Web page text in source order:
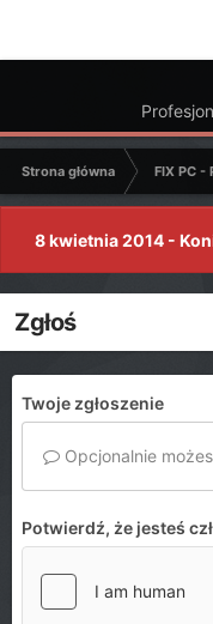
Strona główna FIX PC -
8 kwietnia 2014 -
Zgłoś
Twoje zgłoszenie
Opcjonalnie
Potwierdź, że jesteś